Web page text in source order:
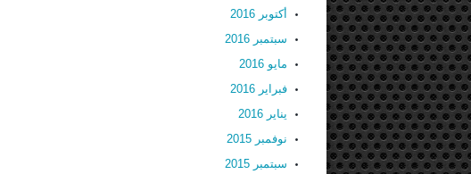
أكتوبر 2016
سبتمبر 2016
مايو 2016
فبراير 2016
يناير 2016
نوفمبر 2015
سبتمبر 2015